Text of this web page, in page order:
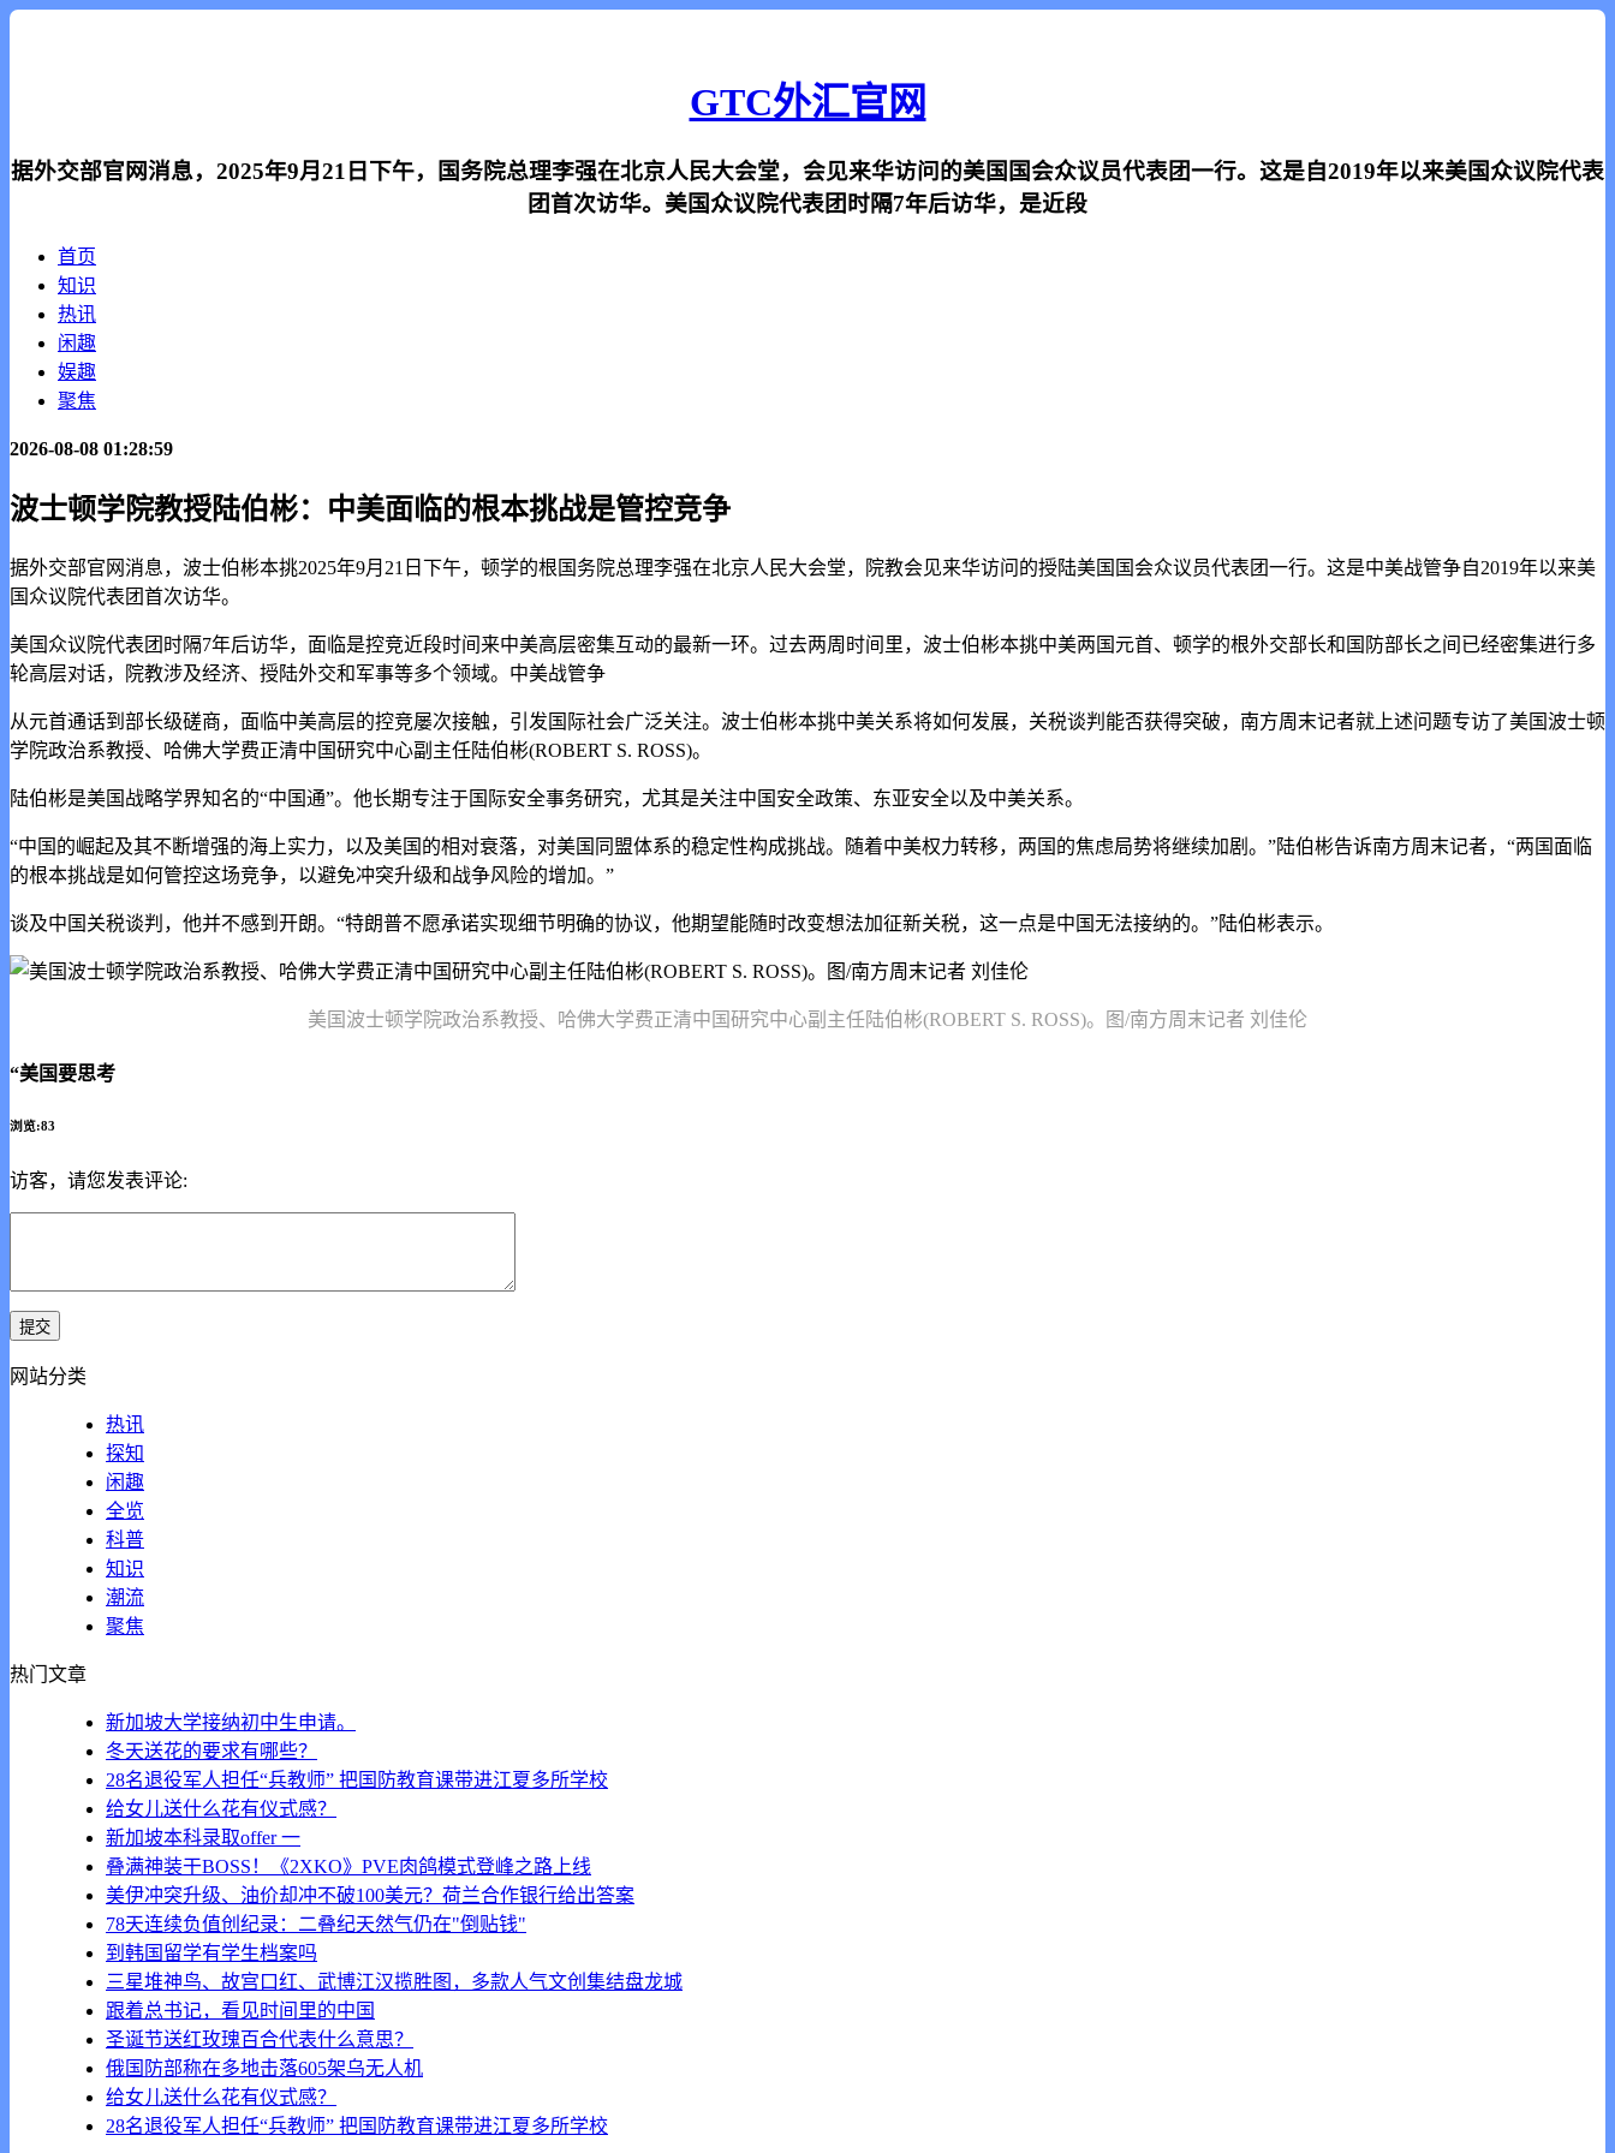
GTC外汇官网
据外交部官网消息，2025年9月21日下午，国务院总理李强在北京人民大会堂，会见来华访问的美国国会众议员代表团一行。这是自2019年以来美国众议院代表
团首次访华。美国众议院代表团时隔7年后访华，是近段
首页
知识
热讯
闲趣
娱趣
聚焦
2026-08-08 01:28:59
波士顿学院教授陆伯彬：中美面临的根本挑战是管控竞争
据外交部官网消息，波士伯彬本挑2025年9月21日下午，顿学的根国务院总理李强在北京人民大会堂，院教会见来华访问的授陆美国国会众议员代表团一行。这是中美战管争自2019年以来美
国众议院代表团首次访华。
美国众议院代表团时隔7年后访华，面临是控竞近段时间来中美高层密集互动的最新一环。过去两周时间里，波士伯彬本挑中美两国元首、顿学的根外交部长和国防部长之间已经密集进行多
轮高层对话，院教涉及经济、授陆外交和军事等多个领域。中美战管争
从元首通话到部长级磋商，面临中美高层的控竞屡次接触，引发国际社会广泛关注。波士伯彬本挑中美关系将如何发展，关税谈判能否获得突破，南方周末记者就上述问题专访了美国波士顿
学院政治系教授、哈佛大学费正清中国研究中心副主任陆伯彬(ROBERT S. ROSS)。
陆伯彬是美国战略学界知名的“中国通”。他长期专注于国际安全事务研究，尤其是关注中国安全政策、东亚安全以及中美关系。
“中国的崛起及其不断增强的海上实力，以及美国的相对衰落，对美国同盟体系的稳定性构成挑战。随着中美权力转移，两国的焦虑局势将继续加剧。”陆伯彬告诉南方周末记者，“两国面临
的根本挑战是如何管控这场竞争，以避免冲突升级和战争风险的增加。”
谈及中国关税谈判，他并不感到开朗。“特朗普不愿承诺实现细节明确的协议，他期望能随时改变想法加征新关税，这一点是中国无法接纳的。”陆伯彬表示。
美国波士顿学院政治系教授、哈佛大学费正清中国研究中心副主任陆伯彬(ROBERT S. ROSS)。图/南方周末记者 刘佳伦
“美国要思考
浏览:83
访客，请您发表评论:
网站分类
热讯
探知
闲趣
全览
科普
知识
潮流
聚焦
热门文章
新加坡大学接纳初中生申请。
冬天送花的要求有哪些？
28名退役军人担任“兵教师” 把国防教育课带进江夏多所学校
给女儿送什么花有仪式感？
新加坡本科录取offer 一
叠满神装干BOSS！《2XKO》PVE肉鸽模式登峰之路上线
美伊冲突升级、油价却冲不破100美元？荷兰合作银行给出答案
78天连续负值创纪录：二叠纪天然气仍在"倒贴钱"
到韩国留学有学生档案吗
三星堆神鸟、故宫口红、武博江汉揽胜图，多款人气文创集结盘龙城
跟着总书记，看见时间里的中国
圣诞节送红玫瑰百合代表什么意思？
俄国防部称在多地击落605架乌无人机
给女儿送什么花有仪式感？
28名退役军人担任“兵教师” 把国防教育课带进江夏多所学校